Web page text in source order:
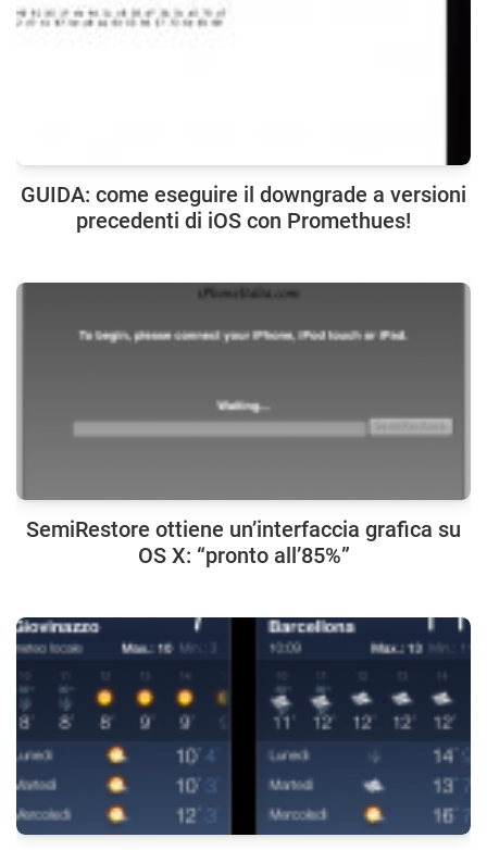
GUIDA: come eseguire il downgrade a versioni
precedenti di iOS con Promethues!
SemiRestore ottiene un’interfaccia grafica su
OS X: “pronto all’85%”